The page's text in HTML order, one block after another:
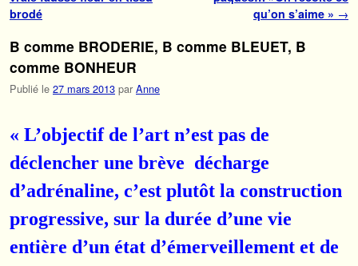
brodé
qu’on s’aime » →
B comme BRODERIE, B comme BLEUET, B
comme BONHEUR
Publié le 27 mars 2013 par Anne
« L’objectif de l’art n’est pas de
déclencher une brève décharge
d’adrénaline, c’est plutôt la construction
progressive, sur la durée d’une vie
entière d’un état d’émerveillement et de